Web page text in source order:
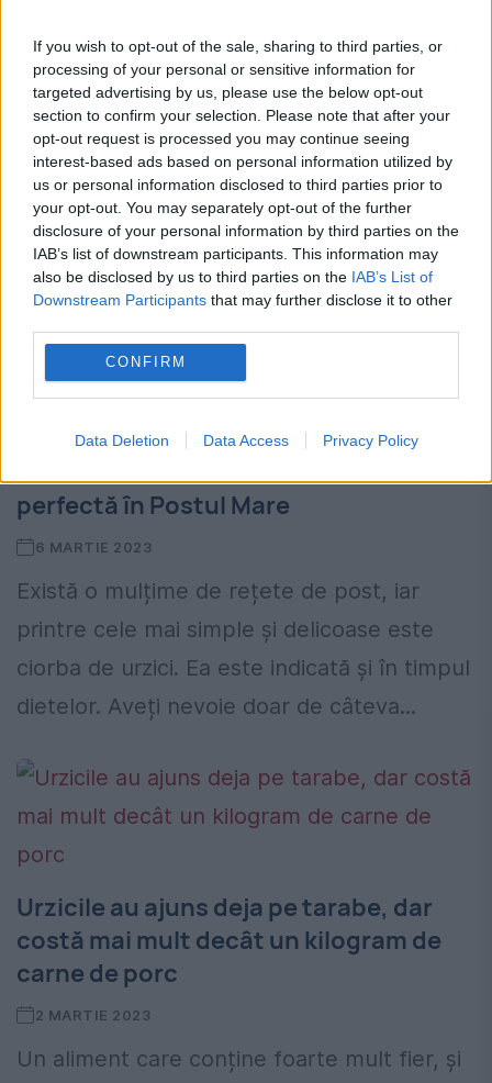
If you wish to opt-out of the sale, sharing to third parties, or
processing of your personal or sensitive information for
targeted advertising by us, please use the below opt-out
section to confirm your selection. Please note that after your
opt-out request is processed you may continue seeing
interest-based ads based on personal information utilized by
us or personal information disclosed to third parties prior to
your opt-out. You may separately opt-out of the further
disclosure of your personal information by third parties on the
IAB’s list of downstream participants. This information may
also be disclosed by us to third parties on the IAB’s List of
Downstream Participants that may further disclose it to other
CONFIRM
Data Deletion Data Access Privacy Policy
produse. Gospodinele cantiăți tot mai mari
pentru că sunt ideale pentru Postului
Paștelui. Sunt ușor de...
Ciorbă de urzici ca la mănăstire. Este
perfectă în Postul Mare
6 MARTIE 2023
Există o mulțime de rețete de post, iar
printre cele mai simple și delicoase este
ciorba de urzici. Ea este indicată și în timpul
dietelor. Aveți nevoie doar de câteva...
Urzicile au ajuns deja pe tarabe, dar
costă mai mult decât un kilogram de
carne de porc
2 MARTIE 2023
Un aliment care conține foarte mult fier, și